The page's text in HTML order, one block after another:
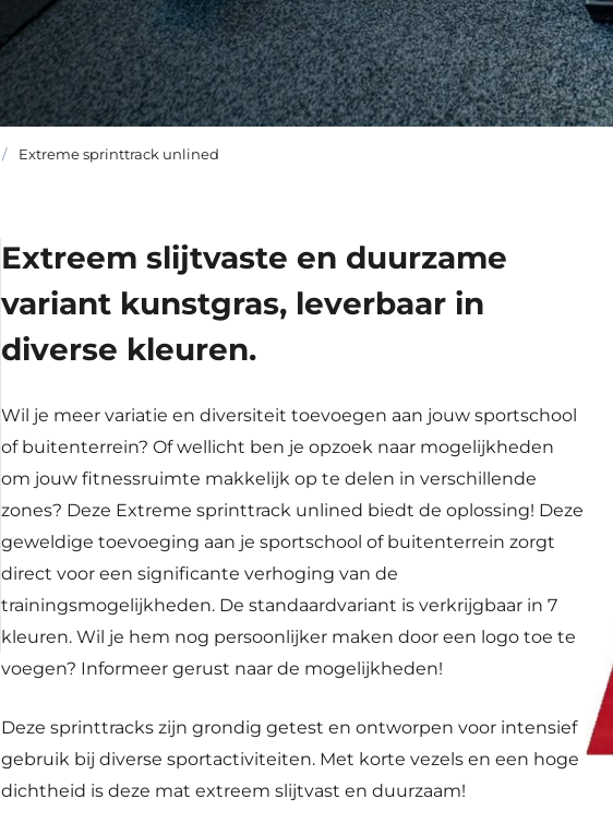
Extreme sprinttrack unlined
Extreem slijtvaste en duurzame
variant kunstgras, leverbaar in
diverse kleuren.
Wil je meer variatie en diversiteit toevoegen aan jouw sportschool
of buitenterrein? Of wellicht ben je opzoek naar mogelijkheden
om jouw fitnessruimte makkelijk op te delen in verschillende
zones? Deze Extreme sprinttrackunlined biedt de oplossing! Deze
geweldige toevoeging aan je sportschool of buitenterrein zorgt
direct voor een significante verhoging van de
trainingsmogelijkheden. De standaardvariant is verkrijgbaar in 7
kleuren. Wil je hem nog persoonlijker maken door een logo toe te
voegen? Informeer gerust naar de mogelijkheden!
Deze sprinttracks zijn grondig getest en ontworpen voor intensief
gebruik bij diverse sportactiviteiten. Met korte vezels en een hoge
dichtheid is deze mat extreem slijtvast en duurzaam!